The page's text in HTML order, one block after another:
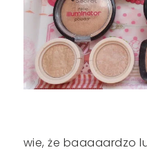
wie, że baaaaardzo